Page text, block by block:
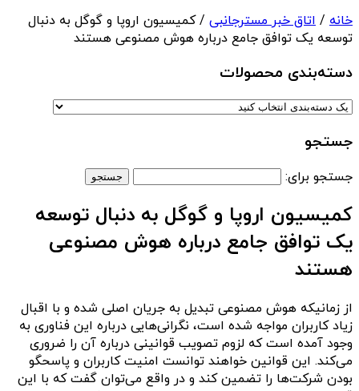
خانه / اتاق خبر مسترجانبی / کمیسیون اروپا و گوگل به دنبال
توسعه یک توافق جامع درباره هوش مصنوعی هستند
دسته‌بندی‌ محصولات
جستجو
جستجو برای:
کمیسیون اروپا و گوگل به دنبال توسعه
یک توافق جامع درباره هوش مصنوعی
هستند
از زمانیکه هوش مصنوعی تبدیل به جریان اصلی شده و با اقبال
زیاد کاربران مواجه شده است، نگرانی‌هایی درباره این فناوری به
وجود آمده است که لزوم تصویب قوانینی درباره آن را ضروری
می‌کند. این قوانین خواهند توانست امنیت کاربران و پاسحگو
بودن شرکت‌ها را تضمین کند و در واقع می‌توان گفت که با این